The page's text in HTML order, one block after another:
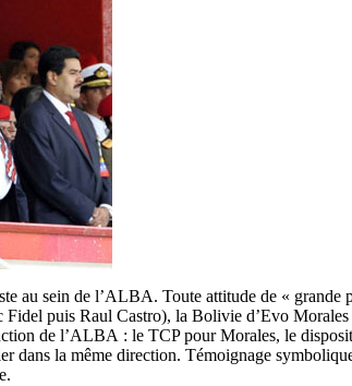
au sein de l’ALBA. Toute attitude de «
puis Raul Castro), la Bolivie d’Evo
de l’ALBA : le TCP pour Morales, le
dans la même direction. Témoignage